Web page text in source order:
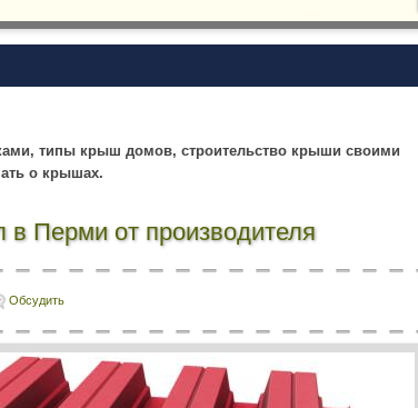
типы крыш домов, строительство крыши своими
о крышах.
в Перми от производителя
Обсудить